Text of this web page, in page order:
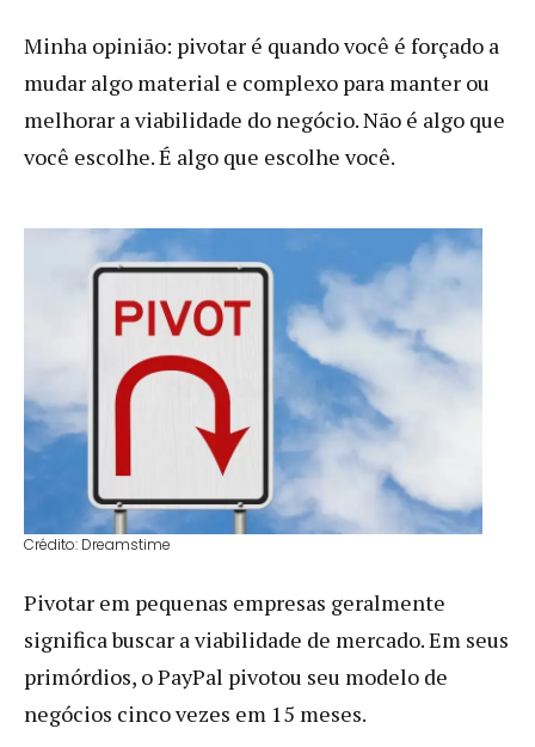
Minha opinião: pivotar é quando você é forçado a
mudar algo material e complexo para manter ou
melhorar a viabilidade do negócio. Não é algo que
você escolhe. É algo que escolhe você.
Crédito: Dreamstime
Pivotar em pequenas empresas geralmente
significa buscar a viabilidade de mercado. Em seus
primórdios, o PayPal pivotou seu modelo de
negócios cinco vezes em 15 meses.